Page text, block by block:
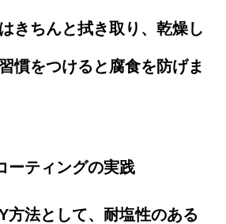
きちんと拭き取り、乾燥し
慣をつけると腐食を防げま
ーティングの実践
方法として、耐塩性のある